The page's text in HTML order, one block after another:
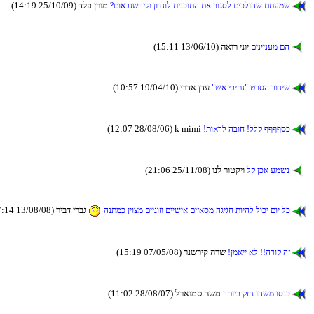
(14:19 25/10/09) דלפ ןרומ ?םואבנשריקו ןודנול תינכותה תא רוגסל םיכלוהש םתעמש
(15:11 13/06/10) האור ינוי םיניינעמ םה
(10:57 19/04/10) ירדא ןדע "שא יביתנ" טרסה רודיש
(12:07 28/08/06) k mimi !תוארל הבוח !ללק ףףףףסכ
(21:06 25/11/08) ונל רוטקיו לק ןכא עמשנ
(17:14 13/08/08) ריבד הנתמכ ןיוצמ םייגוזו םיישיא םיזאסמ הגיגח תויהל לוכי םוי לכ
(15:19 07/05/08) רנשריק הרש !ןמאיי אל !!הרוק הז
(11:02 28/08/07) לראומס השמ רתויב קזח והשמ וסנכ